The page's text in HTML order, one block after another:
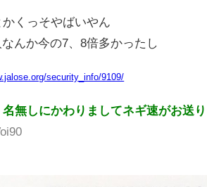
くっそやばいやん
んか今の7、8倍多かったし
security_info/9109/
名無しにかわりましてネギ速がお送